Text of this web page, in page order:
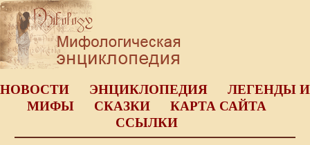
НОВОСТИ ЭНЦИКЛОПЕДИЯ
ЛЕГЕНДЫ И
МИФЫ
СКАЗКИ
КАРТА САЙТА
ССЫЛКИ